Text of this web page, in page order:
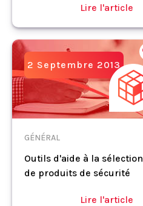
Lire l'article
2 Septembre 2013
GÉNÉRAL
Outils d'aide à la sélection
de produits de sécurité
Lire l'article